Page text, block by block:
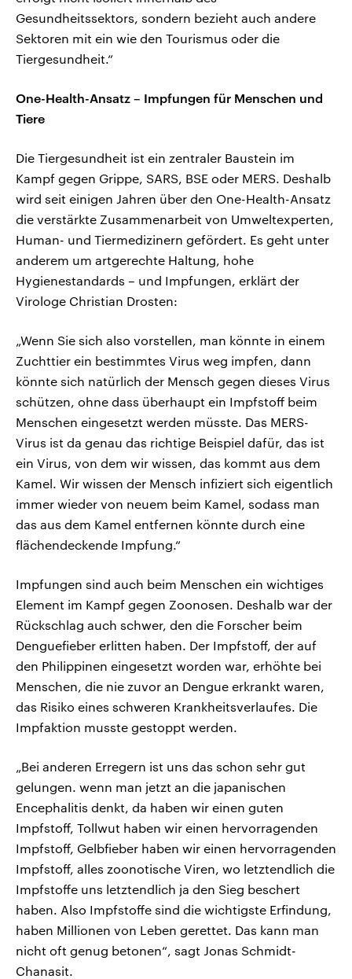
Gesundheitssektors, sondern bezieht auch andere
Sektoren mit ein wie den Tourismus oder die
Tiergesundheit.“
One-Health-Ansatz – Impfungen für Menschen und
Tiere
Die Tiergesundheit ist ein zentraler Baustein im
Kampf gegen Grippe, SARS, BSE oder MERS. Deshalb
wird seit einigen Jahren über den One-Health-Ansatz
die verstärkte Zusammenarbeit von Umweltexperten,
Human- und Tiermedizinern gefördert. Es geht unter
anderem um artgerechte Haltung, hohe
Hygienestandards – und Impfungen, erklärt der
Virologe Christian Drosten:
„Wenn Sie sich also vorstellen, man könnte in einem
Zuchttier ein bestimmtes Virus weg impfen, dann
könnte sich natürlich der Mensch gegen dieses Virus
schützen, ohne dass überhaupt ein Impfstoff beim
Menschen eingesetzt werden müsste. Das MERS-
Virus ist da genau das richtige Beispiel dafür, das ist
ein Virus, von dem wir wissen, das kommt aus dem
Kamel. Wir wissen der Mensch infiziert sich eigentlich
immer wieder von neuem beim Kamel, sodass man
das aus dem Kamel entfernen könnte durch eine
flächendeckende Impfung.“
Impfungen sind auch beim Menschen ein wichtiges
Element im Kampf gegen Zoonosen. Deshalb war der
Rückschlag auch schwer, den die Forscher beim
Denguefieber erlitten haben. Der Impfstoff, der auf
den Philippinen eingesetzt worden war, erhöhte bei
Menschen, die nie zuvor an Dengue erkrankt waren,
das Risiko eines schweren Krankheitsverlaufes. Die
Impfaktion musste gestoppt werden.
„Bei anderen Erregern ist uns das schon sehr gut
gelungen. wenn man jetzt an die japanischen
Encephalitis denkt, da haben wir einen guten
Impfstoff, Tollwut haben wir einen hervorragenden
Impfstoff, Gelbfieber haben wir einen hervorragenden
Impfstoff, alles zoonotische Viren, wo letztendlich die
Impfstoffe uns letztendlich ja den Sieg beschert
haben. Also Impfstoffe sind die wichtigste Erfindung,
haben Millionen von Leben gerettet. Das kann man
nicht oft genug betonen“, sagt Jonas Schmidt-
Chanasit.